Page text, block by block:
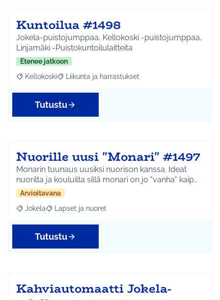
Kuntoilua #1498
Jokela-puistojumppaa, Kellokoski -puistojumppaa,
Linjamäki -Puistokuntoilulaitteita
Etenee jatkoon
Rajaa tulokset aihepiirin mukaan: Kellokoski
Kellokoski Rajaa tulokset teeman mukaan: Liikunta ja
Liikunta ja harrastukset
Tutustu
Nuorille uusi "Monari" #1497
Monarin tuunaus uusiksi nuorison kanssa. Ideat
nuorilta ja kouluilta sillä monari on jo "vanha" kaip…
Arvioitavana
Rajaa tulokset aihepiirin mukaan: Jokela
Jokela Rajaa tulokset teeman mukaan: Lapset ja nuoret
Lapset ja nuoret
Tutustu
Kahviautomaatti Jokela-